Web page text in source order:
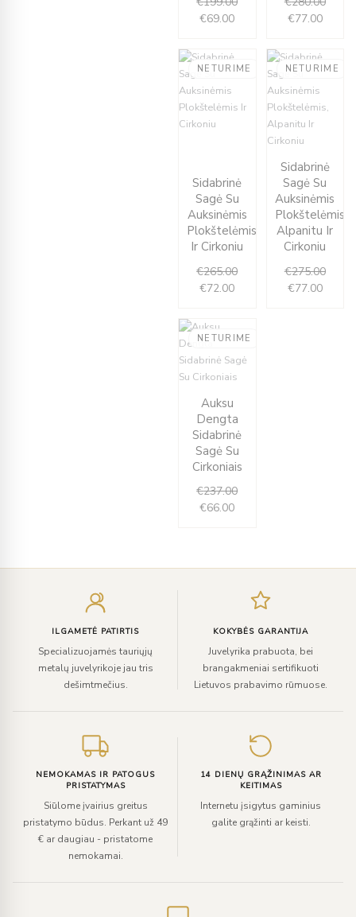
€69.00
€77.00
NETURIME
Sidabrinė
Sagė Su
Auksinėmis
Plokštelėmis
Ir Cirkoniu
€265.00
Original
€265.00.
€72.00
Current
€72.00.
NETURIME
Sidabrinė
Sagė Su
Auksinėmis
Plokštelėmis,
Alpanitu Ir
Cirkoniu
€275.00
price
was:
€77.00
price
is:
NETURIME
Auksu
Dengta
Sidabrinė
Sagė Su
Cirkoniais
€237.00
was:
€237.00.
€66.00
is:
€66.00.
ILGAMETĖ PATIRTIS
Specializuojamės tauriųjų
metalų juvelyrikoje jau tris
dešimtmečius.
KOKYBĖS GARANTIJA
Juvelyrika prabuota, bei
brangakmeniai sertifikuoti
Lietuvos prabavimo rūmuose.
NEMOKAMAS IR PATOGUS
PRISTATYMAS
Siūlome įvairius greitus
pristatymo būdus. Perkant už 49
€ ar daugiau - pristatome
nemokamai.
14 DIENŲ GRĄŽINIMAS AR
KEITIMAS
Internetu įsigytus gaminius
galite grąžinti ar keisti.